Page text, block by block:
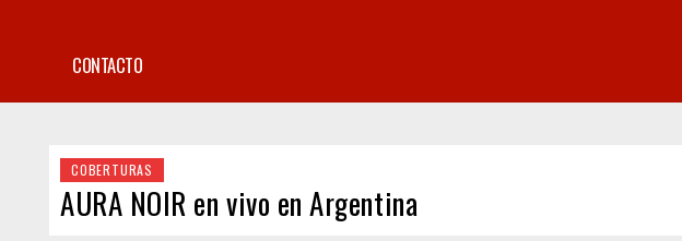
CONTACTO
COBERTURAS
AURA NOIR en vivo en Argentina